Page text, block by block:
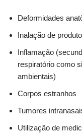
Deformidades
Inalação de
Inflamação
respiratório como
ambientais)
Corpos estranhos
Tumores
Utilização de